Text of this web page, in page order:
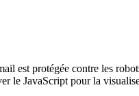
est protégée contre les
le JavaScript pour la